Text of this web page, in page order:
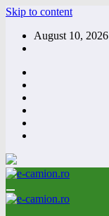
Skip to content
August 10, 2026